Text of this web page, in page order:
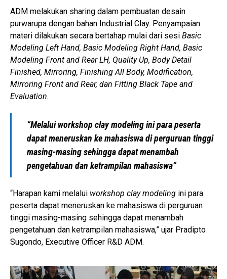
ADM melakukan sharing dalam pembuatan desain
purwarupa dengan bahan Industrial Clay. Penyampaian
materi dilakukan secara bertahap mulai dari sesi Basic
Modeling Left Hand, Basic Modeling Right Hand, Basic
Modeling Front and Rear LH, Quality Up, Body Detail
Finished, Mirroring, Finishing All Body, Modification,
Mirroring Front and Rear, dan Fitting Black Tape and
Evaluation.
“Melalui workshop clay modeling ini para peserta
dapat meneruskan ke mahasiswa di perguruan tinggi
masing-masing sehingga dapat menambah
pengetahuan dan ketrampilan mahasiswa”
“Harapan kami melalui workshop clay modeling ini para
peserta dapat meneruskan ke mahasiswa di perguruan
tinggi masing-masing sehingga dapat menambah
pengetahuan dan ketrampilan mahasiswa,” ujar Pradipto
Sugondo, Executive Officer R&D ADM.